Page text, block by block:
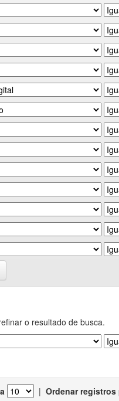
o resultado de busca.
| Ordenar registros